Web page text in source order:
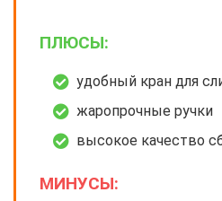
ПЛЮСЫ:
удобный кран для
жаропрочные ручки
высокое качество
МИНУСЫ: